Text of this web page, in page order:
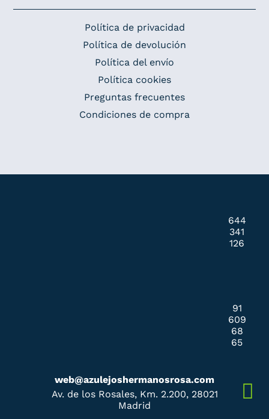
Política de privacidad
Política de devolución
Política del envío
Política cookies
Preguntas frecuentes
Condiciones de compra
644
341
126
91
609
68
65
web@azulejoshermanosrosa.com
Av. de los Rosales, Km. 2.200, 28021
Madrid